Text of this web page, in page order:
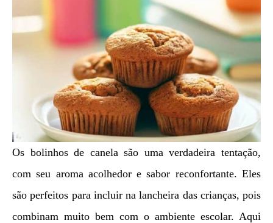
Os bolinhos de canela são uma verdadeira tentação,
com seu aroma acolhedor e sabor reconfortante. Eles
são perfeitos para incluir na lancheira das crianças, pois
combinam muito bem com o ambiente escolar. Aqui